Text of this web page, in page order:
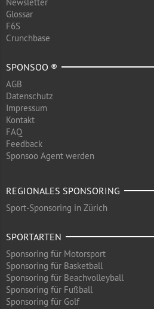
Glossar
F6S
Crunchbase
SPONSOO ®
AGB
Datenschutz
Impressum
Kontakt
FAQ
Feedback
Sponsoo Agent werden
REGIONALES SPONSORING
Sport-Sponsoring in Zürich
SPORTARTEN
Sponsoring für Motorsport
Sponsoring für Basketball
Sponsoring für Beachvolleyball
Sponsoring für Fußball
Sponsoring für Golf